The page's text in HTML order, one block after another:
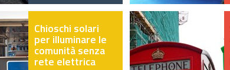
Chioschi solari
per illuminare le
comunità senza
rete elettrica